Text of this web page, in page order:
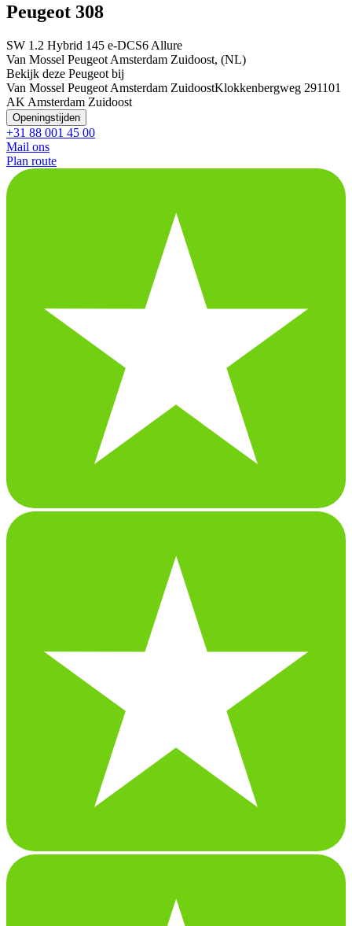
Peugeot 308
SW 1.2 Hybrid 145 e-DCS6 Allure
Van Mossel Peugeot Amsterdam Zuidoost, (NL)
Bekijk deze Peugeot bij
Van Mossel Peugeot Amsterdam ZuidoostKlokkenbergweg 291101
AK Amsterdam Zuidoost
Openingstijden
+31 88 001 45 00
Mail ons
Plan route